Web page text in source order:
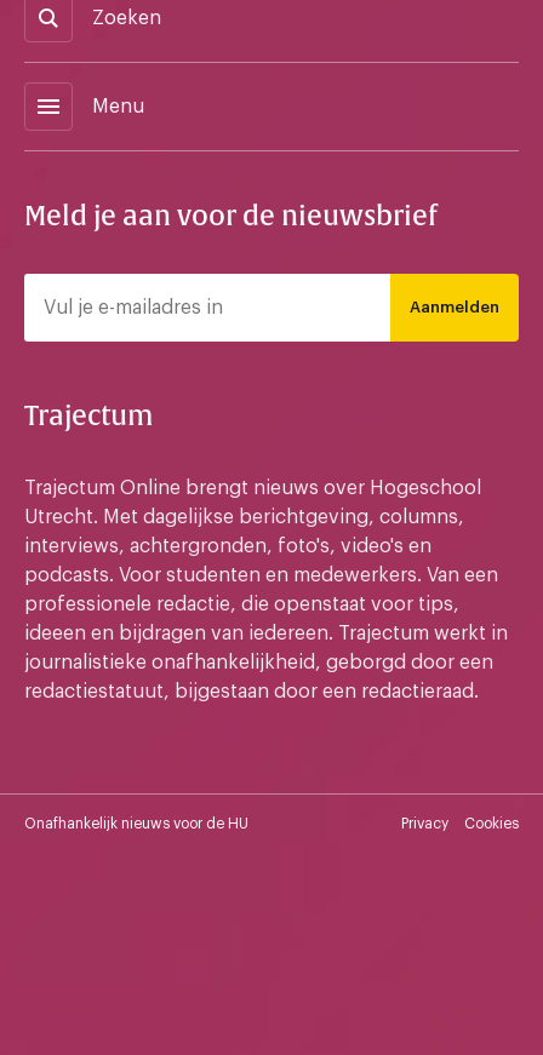
Zoeken
menu Menu
Meld je aan voor de nieuwsbrief
Aanmelden
Trajectum
Trajectum Online brengt nieuws over Hogeschool
Utrecht. Met dagelijkse berichtgeving, columns,
interviews, achtergronden, foto's, video's en
podcasts. Voor studenten en medewerkers. Van een
professionele redactie, die openstaat voor tips,
ideeen en bijdragen van iedereen. Trajectum werkt in
journalistieke onafhankelijkheid, geborgd door een
redactiestatuut, bijgestaan door een redactieraad.
Onafhankelijk nieuws voor de HU Privacy Cookies